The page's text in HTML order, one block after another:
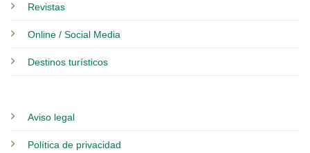
Revistas
Online / Social Media
Destinos turísticos
Aviso legal
Política de privacidad